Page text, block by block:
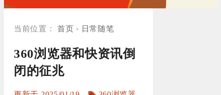
单
首页 › 日常随笔
360浏览器和快资讯倒
闭的征兆